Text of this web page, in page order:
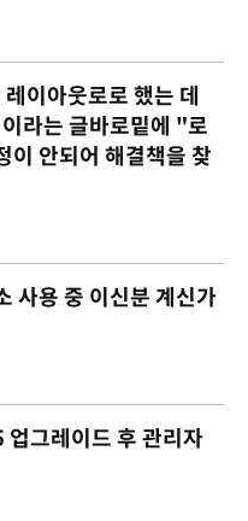
이아웃로로 했는 데
라는 글바로밑에 "로
안되어 해결책을 찾
사용 중 이신분 계신가
그레이드 후 관리자